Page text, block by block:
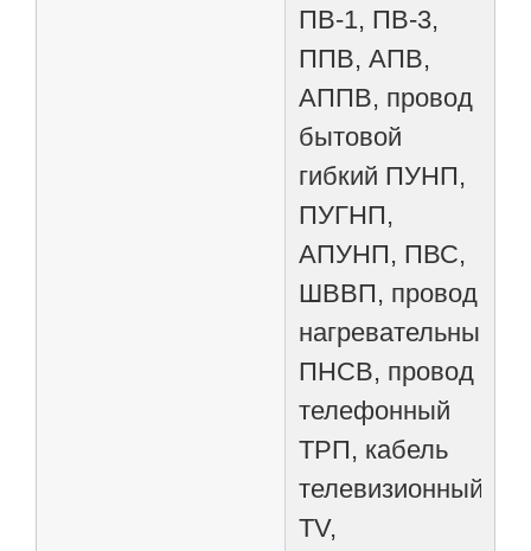
ПВ-1, ПВ-3,
ППВ, АПВ,
АППВ, провод
бытовой
гибкий ПУНП,
ПУГНП,
АПУНП, ПВС,
ШВВП, провод
нагревательный
ПНСВ, провод
телефонный
ТРП, кабель
телевизионный
TV,